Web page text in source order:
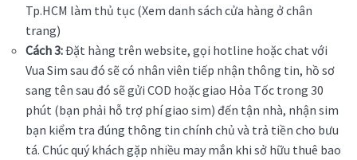
Tp.HCM làm thủ tục (Xem danh sách cửa hàng ở chân
trang)
Cách 3:Đặt hàng trên website, gọi hotline hoặc chat với
Vua Sim sau đó sẽ có nhân viên tiếp nhận thông tin, hồ sơ
sang tên sau đó sẽ gửi COD hoặc giao Hỏa Tốc trong 30
phút (bạn phải hỗ trợ phí giao sim) đến tận nhà, nhận sim
bạn kiểm tra đúng thông tin chính chủ và trả tiền cho bưu
tá. Chúc quý khách gặp nhiều may mắn khi sở hữu thuê bao